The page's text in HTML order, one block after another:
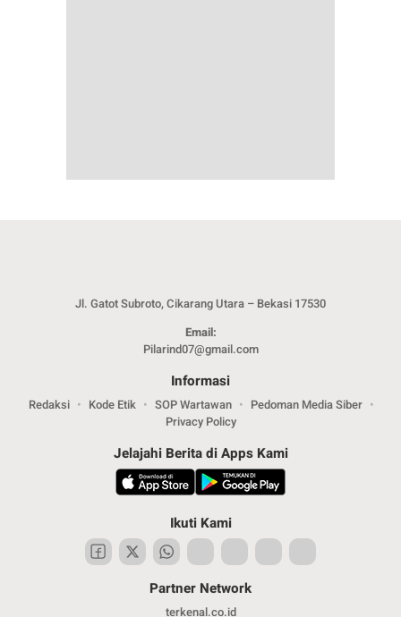
Jl. Gatot Subroto, Cikarang Utara – Bekasi 17530
Email:
Pilarind07@gmail.com
Informasi
Redaksi Kode Etik SOP Wartawan
Pedoman Media Siber
Privacy Policy
Jelajahi Berita di Apps Kami
Ikuti Kami
Partner Network
terkenal.co.id